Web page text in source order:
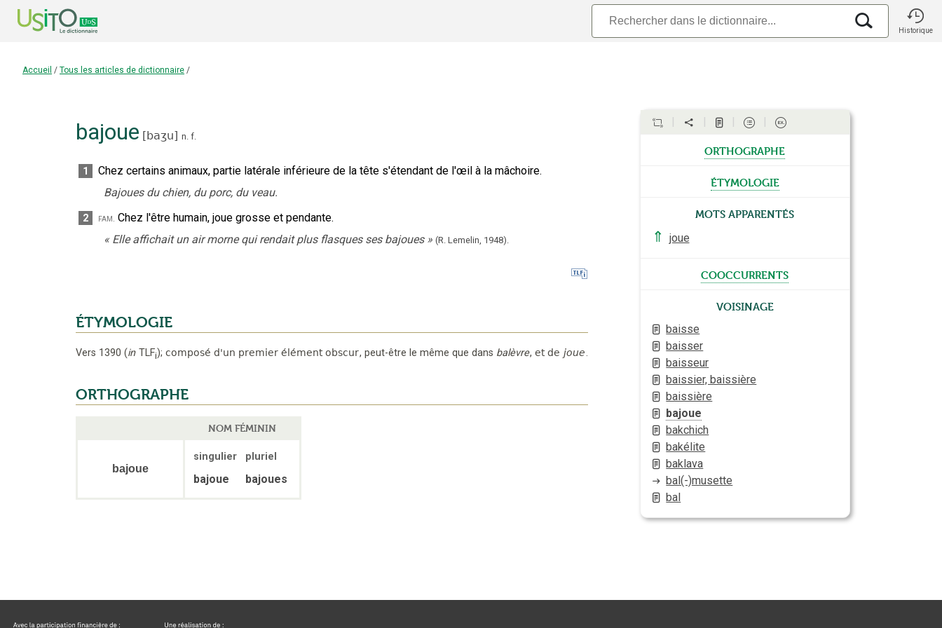
Historique
Accueil / Tous les articles de dictionnaire /
bajoue [baʒu] n. f.
1
Chez certains animaux, partie latérale inférieure de la tête s'étendant de l'œil à la mâchoire.
Bajoues du chien, du porc, du veau.
2 fam. Chez l'être humain, joue grosse et pendante.
« Elle affichait un air morne qui rendait plus flasques ses bajoues » (R. Lemelin, 1948).
ÉTYMOLOGIE
Vers 1390 (in TLFi); composé d'un premier élément obscur, peut-être le même que dans balèvre, et de joue.
ORTHOGRAPHE
NOM FÉMININ
bajoue
singulier pluriel
bajoue bajoues
orthographe
étymologie
Mots apparentés
⇑
joue
cooccurrents
Voisinage
baisse
baisser
baisseur
baissier, baissière
baissière
bajoue
bakchich
bakélite
baklava
bal(-)musette
bal